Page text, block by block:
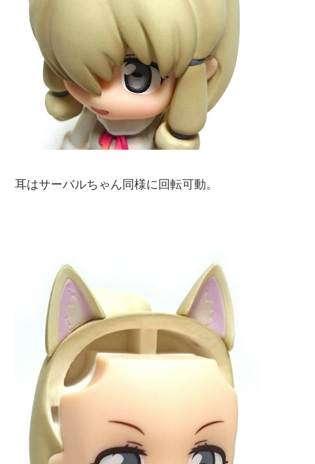
耳はサーバルちゃん同様に回転可動。